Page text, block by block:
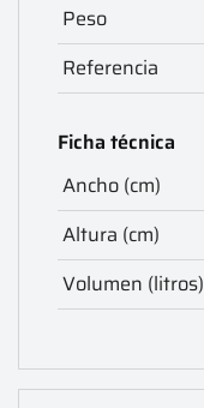
Peso
Referencia
Ficha técnica
Ancho (cm)
Altura (cm)
Volumen (litros)